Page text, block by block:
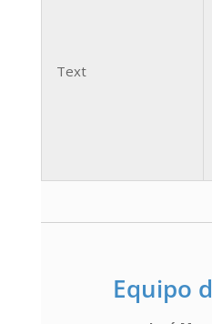
Text
Equipo